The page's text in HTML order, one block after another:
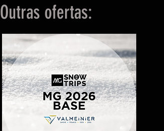
Outras ofertas: